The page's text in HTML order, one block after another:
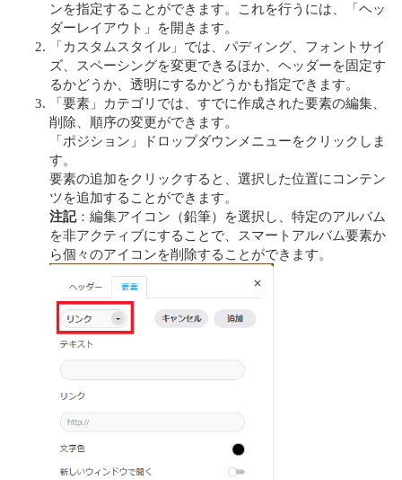
ンを指定することができます。これを行うには、「ヘッ
ダーレイアウト」を開きます。
「カスタムスタイル」では、パディング、フォントサイ
ズ、スペーシングを変更できるほか、ヘッダーを固定す
るかどうか、透明にするかどうかも指定できます。
「要素」カテゴリでは、すでに作成された要素の編集、
削除、順序の変更ができます。
「ポジション」ドロップダウンメニューをクリックしま
す。
要素の追加をクリックすると、選択した位置にコンテン
ツを追加することができます。
注記：編集アイコン（鉛筆）を選択し、特定のアルバム
を非アクティブにすることで、スマートアルバム要素か
ら個々のアイコンを削除することができます。